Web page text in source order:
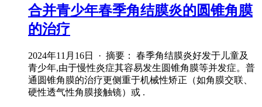
合并青少年春季角结膜炎的圆锥角膜
的治疗
2024年11月16日 · 摘要： 春季角结膜炎好发于儿童及
青少年,由于慢性炎症其容易发生圆锥角膜等并发症。普
通圆锥角膜的治疗更侧重于机械性矫正（如角膜交联、
硬性透气性角膜接触镜）或 .